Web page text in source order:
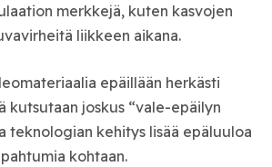
merkkejä, kuten kasvojen
liikkeen aikana.
epäillään herkästi
kutsutaan joskus “vale-epäilyn
teknologian kehitys lisää epäluuloa
kohtaan.